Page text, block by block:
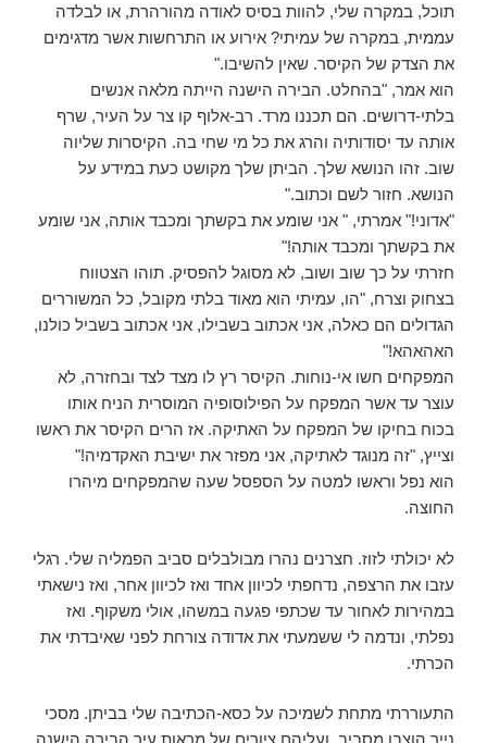
תוכל, במקרה שלי, להוות בסיס לאודה מהורהרת, או לבלדה
עממית, במקרה של עמיתי? אירוע או התרחשות אשר מדגימים
את הצדק של הקיסר. שאין להשיבו."
הוא אמר, "בהחלט. הבירה הישנה הייתה מלאה אנשים
בלתי-דרושים. הם תכננו מרד. רב-אלוף קו צר על העיר, שרף
אותה עד יסודותיה והרג את כל מי שחי בה. הקיסרות שליוה
שוב. זהו הנושא שלך. הביתן שלך מקושט כעת במידע על
הנושא. חזור לשם וכתוב."
"אדוני!" אמרתי, " אני שומע את בקשתך ומכבד אותה, אני שומע
את בקשתך ומכבד אותה!"
חזרתי על כך שוב ושוב, לא מסוגל להפסיק. תוהו הצטווח
בצחוק וצרח, "הו, עמיתי הוא מאוד בלתי מקובל, כל המשוררים
הגדולים הם כאלה, אני אכתוב בשבילו, אני אכתוב בשביל כולנו,
האהאהא!"
המפקחים חשו אי-נוחות. הקיסר רץ לו מצד לצד ובחזרה, לא
עוצר עד אשר המפקח על הפילוסופיה המוסרית הניח אותו
בכוח בחיקו של המפקח על האתיקה. אז הרים הקיסר את ראשו
וצייץ, "זה מנוגד לאתיקה, אני מפזר את ישיבת האקדמיה!"
הוא נפל וראשו למטה על הספסל שעה שהמפקחים מיהרו
החוצה.
לא יכולתי לזוז. חצרנים נהרו מבולבלים סביב הפמליה שלי. רגלי
עזבו את הרצפה, נדחפתי לכיוון אחד ואז לכיוון אחר, ואז נישאתי
במהירות לאחור עד שכתפי פגעה במשהו, אולי משקוף. ואז
נפלתי, ונדמה לי ששמעתי את אדודה צורחת לפני שאיבדתי את
הכרתי.
התעוררתי מתחת לשמיכה על כסא-הכתיבה שלי בביתן. מסכי